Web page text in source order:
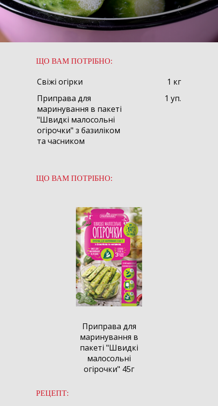
ЩО ВАМ ПОТРІБНО:
Свіжі огірки
1 кг
Приправа для
маринування в пакеті
"Швидкі малосольні
огірочки" з базиліком
та часником
1 уп.
ЩО ВАМ ПОТРІБНО:
Приправа для
маринування в
пакеті "Швидкі
малосольні
огірочки" 45г
РЕЦЕПТ: